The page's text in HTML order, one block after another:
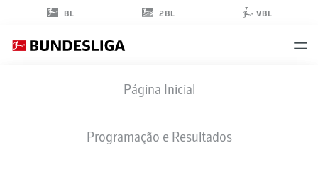
BL 2BL VBL
Página Inicial
Programação e Resultados